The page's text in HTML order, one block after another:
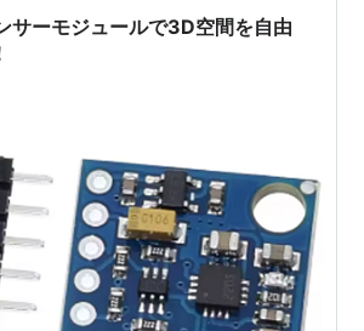
ーモジュールで3D空間を自由